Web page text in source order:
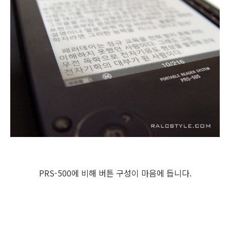
PRS-500에 비해 버튼 구성이 마음에 듭니다.